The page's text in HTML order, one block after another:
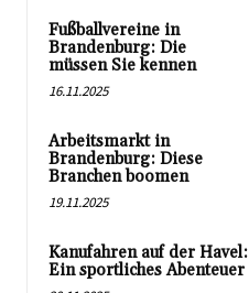
Fußballvereine in
Brandenburg: Die
müssen Sie kennen
16.11.2025
Arbeitsmarkt in
Brandenburg: Diese
Branchen boomen
19.11.2025
Kanufahren auf der Havel:
Ein sportliches Abenteuer